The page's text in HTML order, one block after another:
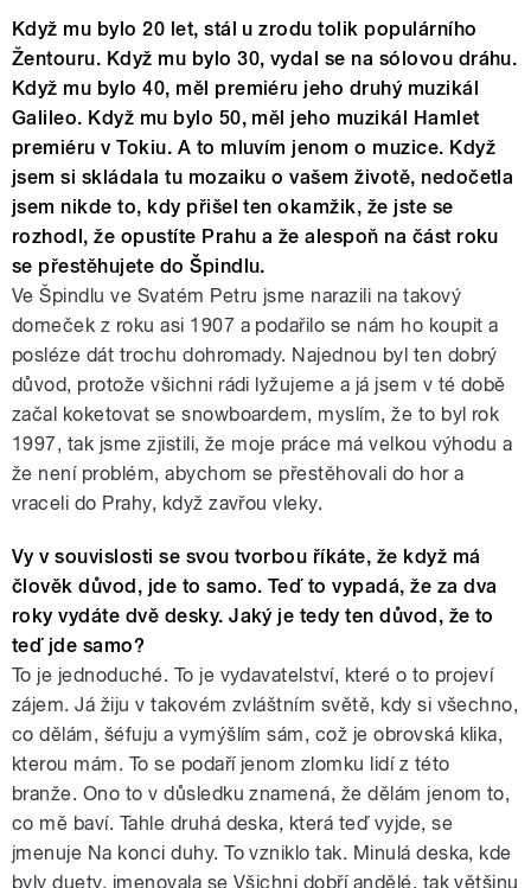
Když mu bylo 20 let, stál u zrodu tolik populárního
Žentouru. Když mu bylo 30, vydal se na sólovou dráhu.
Když mu bylo 40, měl premiéru jeho druhý muzikál
Galileo. Když mu bylo 50, měl jeho muzikál Hamlet
premiéru v Tokiu. A to mluvím jenom o muzice. Když
jsem si skládala tu mozaiku o vašem životě, nedočetla
jsem nikde to, kdy přišel ten okamžik, že jste se
rozhodl, že opustíte Prahu a že alespoň na část roku
se přestěhujete do Špindlu.
Ve Špindlu ve Svatém Petru jsme narazili na takový
domeček z roku asi 1907 a podařilo se nám ho koupit a
posléze dát trochu dohromady. Najednou byl ten dobrý
důvod, protože všichni rádi lyžujeme a já jsem v té době
začal koketovat se snowboardem, myslím, že to byl rok
1997, tak jsme zjistili, že moje práce má velkou výhodu a
že není problém, abychom se přestěhovali do hor a
vraceli do Prahy, když zavřou vleky.
Vy v souvislosti se svou tvorbou říkáte, že když má
člověk důvod, jde to samo. Teď to vypadá, že za dva
roky vydáte dvě desky. Jaký je tedy ten důvod, že to
teď jde samo?
To je jednoduché. To je vydavatelství, které o to projeví
zájem. Já žiju v takovém zvláštním světě, kdy si všechno,
co dělám, šéfuju a vymýšlím sám, což je obrovská klika,
kterou mám. To se podaří jenom zlomku lidí z této
branže. Ono to v důsledku znamená, že dělám jenom to,
co mě baví. Tahle druhá deska, která teď vyjde, se
jmenuje Na konci duhy. To vzniklo tak. Minulá deska, kde
byly duety, jmenovala se Všichni dobří andělé, tak většinu